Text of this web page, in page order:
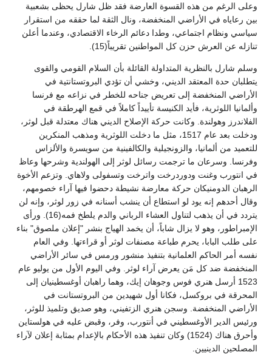
وعلى الرغم من هذه القسوة العارضة فقد ظل شارل يحظى بشعبية
بين رعاياه في الأراضي المنخفضة، ونال الثقة لما حققه من استقرار
سياسي ونظام اجتماعي، وطدا دعائم الرخاء الاقتصادي، وعندما أعلن
تنازله عن العرش حزن كل المواطنين تقريباً(15).
وسلم شارل بالنظرية المتداولة القائلة بأن السلام القومي والقوى
يتطلبان حدة المعتقد الديني، وخشي أن تؤدي البروتستانتية في
الأراضي المنخفضة إلى تعريض جناحه للخطر في نزاعه مع فرنسا
وألمانيا اللوثرية، فأيد الكنيسة تأييداً كاملاً في قمع الهرطقة في
الفلاندرز وهولندة. وكانت حركة الإصلاح الديني هناك معتدلة قبل لوثر،
ودخلت بعد عام 1517، مثل ما دخلت اللوثرية ومذهب المنكرين
للتعميد من ألمانيا، والزونجيلية والكالفينية من سويسرة والألزاس
وفرنسا. وسرعان ما ترجمت رسائل لوثر إلى الهولندية وشرحها وعاظ
في انتورب وغنت ودوردرخت واترخت وتسفولى ولاهاي. وتزعم الأخوة
الرهبان الدومنيكان حركة معارضة نشيطة دحضوا فيها آراء خصومهم،
وقال أحدهم إنه يود لو استطاع أن ينشب أسنانه في زور لوثر، وإنه لن
يتردد في أن يذهب لتناول العشاء الرباني والدم يلطخ فمه(16). ورأى
الإمبراطور، وهو لا يزال شاباً، أن يخمد الهياج بنشر "إعلان ملصوق" بناء
على طلب البابا، يحرم طباعة مصنفات لوثر أو قراءتها. وفي العام
نفسه أمر الحاكم العلمانية بتنفيذ منشور ورمس في سائر الأراضي
المنخفضة ضد كل مَن يعرض آراء لوثر. وفي اليوم الأول من يوليو عام
1523 أرسل هنري فوس وجوهان إيك، وهما راهبان أوغسطينيان إلى
المحرقة في بروكسل، فكانا أول شهيدين من البروتستانت في
الأراضي المنخفضة. وسجن هنري الزتفيني، وهو صديق وتلميذ للوثر،
ورئيس الدير الأوغسطيني في أنتورب، وفر، وقبض عليه في هولستاين
وأحرق هناك (1524) وكان تنفيذ هذه الأحكام بالإعدام بمثابة إعلان لآراء
المصلحين الدينيين.